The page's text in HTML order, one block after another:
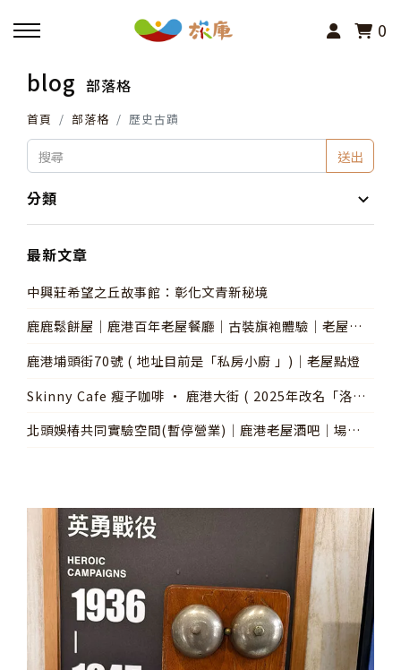
0
回主選單
活動報名
小旅行及主題導覽
講座、體驗與課程
其他活動
blog 部落格
首頁 部落格 歷史古蹟
送出
分類
最新文章
中興莊希望之丘故事館：彰化文青新秘境
鹿鹿鬆餅屋│鹿港百年老屋餐廳│古裝旗袍體驗│老屋點
鹿港埔頭街70號 ( 地址目前是「私房小廚 」)│老屋點燈
Skinny Cafe 瘦子咖啡 • 鹿港大街 ( 2025年改名「洛津
北頭娛椿共同實驗空間(暫停營業)│鹿港老屋酒吧│場地租